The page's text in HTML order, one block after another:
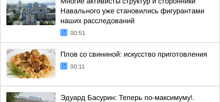
Навального уже становились фигурантами
наших расследований
00:51
Плов со свининой: искусство приготовления
00:11
Эдуард Басурин: Теперь по-максимуму!.